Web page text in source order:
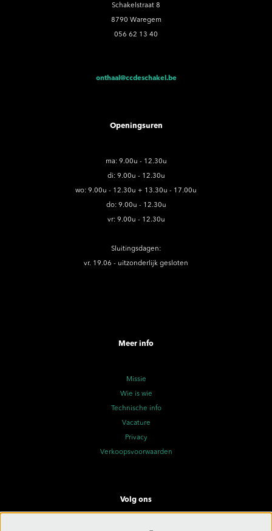
Schakelstraat 8
8790 Waregem
056 62 13 40
onthaal@ccdeschakel.be
Openingsuren
ma: 9.00u - 12.30u
di: 9.00u - 12.30u
wo: 9.00u - 12.30u + 13.30u - 17.00u
do: 9.00u - 12.30u
vr: 9.00u - 12.30u
Sluitingsdagen:
vr. 19.06 - uitzonderlijk gesloten
Meer info
Missie
Wie is wie
Technische info
Vacature
Privacy
Verkoopsvoorwaarden
Volg ons